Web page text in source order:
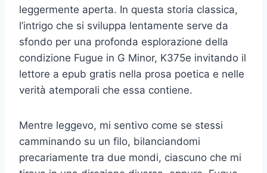
leggermente aperta. In questa storia classica,
l’intrigo che si sviluppa lentamente serve da
sfondo per una profonda esplorazione della
condizione Fugue in G Minor, K375e invitando il
lettore a epub gratis nella prosa poetica e nelle
verità atemporali che essa contiene.
Mentre leggevo, mi sentivo come se stessi
camminando su un filo, bilanciandomi
precariamente tra due mondi, ciascuno che mi